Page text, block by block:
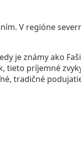
V regióne
je známy ako
tieto príjemné
tradičné